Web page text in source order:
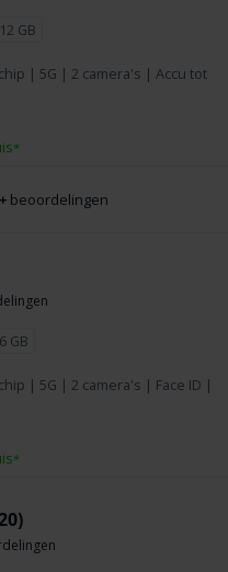
GB
| 5G | 2 camera's | Accu tot
*
GB
| 5G | 2 camera's | Face ID |
*